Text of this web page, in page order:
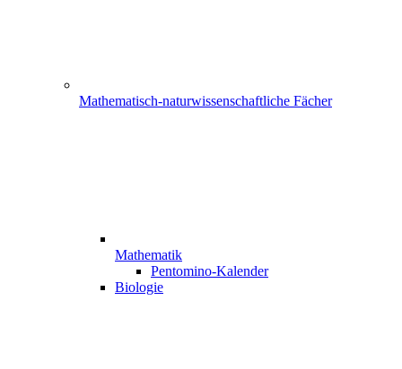
Mathematisch-naturwissenschaftliche Fächer
Mathematik
Pentomino-Kalender
Biologie